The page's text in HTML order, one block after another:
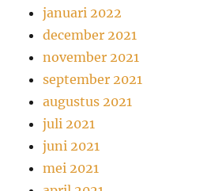
januari 2022
december 2021
november 2021
september 2021
augustus 2021
juli 2021
juni 2021
mei 2021